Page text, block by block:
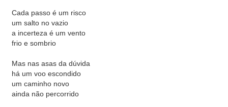
Cada passo é um risco
um salto no vazio
a incerteza é um vento
frio e sombrio
Mas nas asas da dúvida
há um voo escondido
um caminho novo
ainda não percorrido